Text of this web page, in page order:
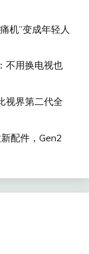
机”变成年轻人
不用换电视也
视界第二代全
配件，Gen2